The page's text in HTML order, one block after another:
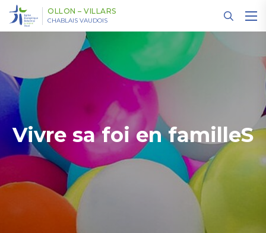
OLLON – VILLARS
CHABLAIS VAUDOIS
Vivre sa foi en familleS
Panneau de gestion des cookies